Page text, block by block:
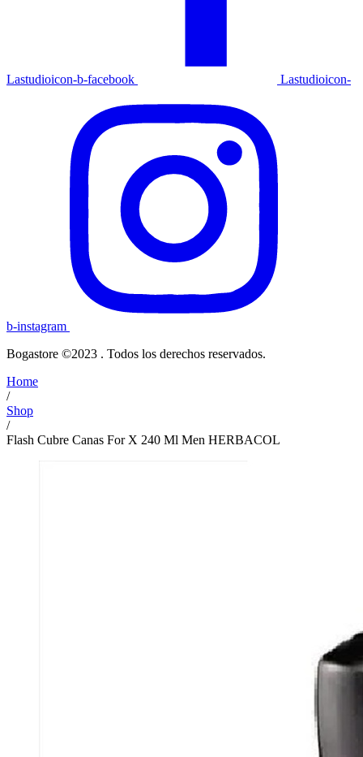
Lastudioicon-b-facebook Lastudioicon-
b-instagram
Bogastore ©2023 . Todos los derechos reservados.
Home
/
Shop
/
Flash Cubre Canas For X 240 Ml Men HERBACOL